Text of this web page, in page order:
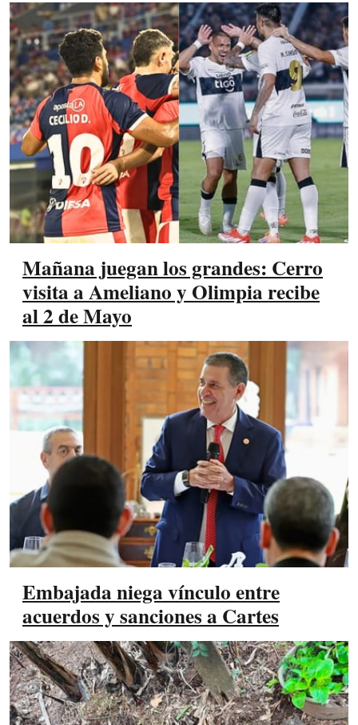
Mañana juegan los grandes: Cerro
visita a Ameliano y Olimpia recibe
al 2 de Mayo
Embajada niega vínculo entre
acuerdos y sanciones a Cartes